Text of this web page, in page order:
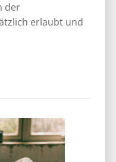
der
erlaubt und